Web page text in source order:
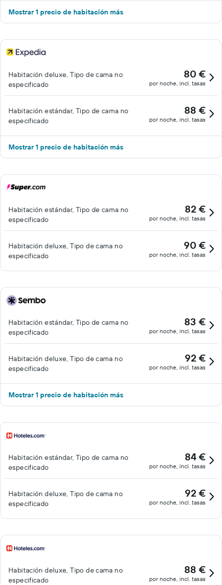
Mostrar 1 precio de habitación más
Habitación deluxe, Tipo de cama no
especificado
80 €
por noche, incl. tasas
Habitación estándar, Tipo de cama no
especificado
88 €
por noche, incl. tasas
Mostrar 1 precio de habitación más
Habitación estándar, Tipo de cama no
especificado
82 €
por noche, incl. tasas
Habitación deluxe, Tipo de cama no
especificado
90 €
por noche, incl. tasas
Habitación estándar, Tipo de cama no
especificado
83 €
por noche, incl. tasas
Habitación deluxe, Tipo de cama no
especificado
92 €
por noche, incl. tasas
Mostrar 1 precio de habitación más
Habitación estándar, Tipo de cama no
especificado
84 €
por noche, incl. tasas
Habitación deluxe, Tipo de cama no
especificado
92 €
por noche, incl. tasas
Habitación deluxe, Tipo de cama no
especificado
88 €
por noche, incl. tasas